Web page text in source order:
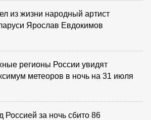
из жизни народный артист
Ярослав Евдокимов
регионы России увидят
метеоров в ночь на 31 июля
Россией за ночь сбито 86